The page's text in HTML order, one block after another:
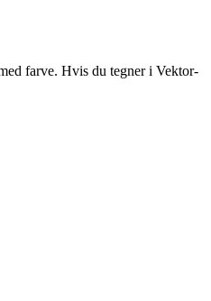
farve. Hvis du tegner i Vektor-